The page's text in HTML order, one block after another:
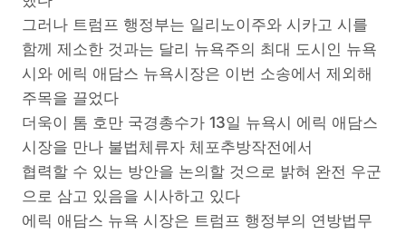
그러나 트럼프 행정부는 일리노이주와 시카고 시를
함께 제소한 것과는 달리 뉴욕주의 최대 도시인 뉴욕
시와 에릭 애담스 뉴욕시장은 이번 소송에서 제외해
주목을 끌었다
더욱이 톰 호만 국경총수가 13일 뉴욕시 에릭 애담스
시장을 만나 불법체류자 체포추방작전에서
협력할 수 있는 방안을 논의할 것으로 밝혀 완전 우군
으로 삼고 있음을 시사하고 있다
에릭 애담스 뉴욕 시장은 트럼프 행정부의 연방법무